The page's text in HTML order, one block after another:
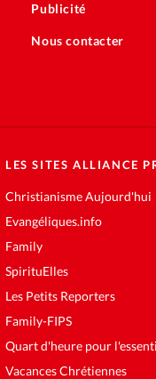
Publicité
Nous contacter
LES SITES ALLIANCE
Christianisme Aujourd'hui
Evangéliques.info
Family
SpirituElles
Les Petits Reporters
Family-FIPS
Quart d'heure pour
Vacances Chrétiennes